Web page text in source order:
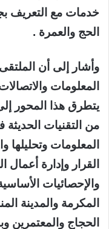
خدمات مع التعريف
الحج والعمرة .
المعلومات
يتطرق هذا المحور
من التقنيات
المعلومات وتحليلها
القرار وإدارة
والإحصائيات
المكرمة والمدينة
الحجاج والمعتمرين